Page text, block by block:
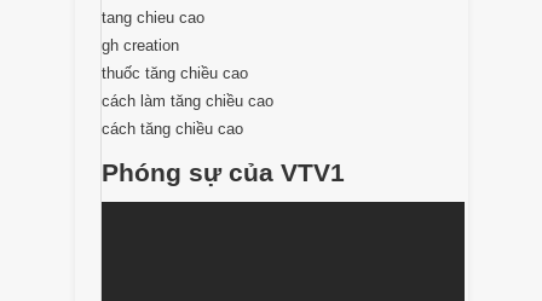
tang chieu cao
gh creation
thuốc tăng chiều cao
cách làm tăng chiều cao
cách tăng chiều cao
Phóng sự của VTV1